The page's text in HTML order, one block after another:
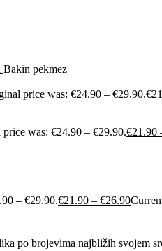
Bakin pekmez
price was: €24.90 – €29.90.€
was: €24.90 – €29.90.€21.90
– €29.90.€21.90 – €26.90
po brojevima najbližih svojem